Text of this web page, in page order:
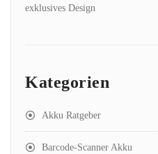
exklusives Design
Kategorien
Akku Ratgeber
Barcode-Scanner Akku